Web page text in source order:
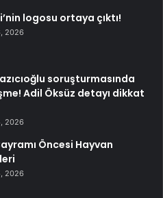
logosu ortaya çıktı!
2026
soruşturmasında
Adil Öksüz detayı dikkat
2026
Öncesi Hayvan
2026